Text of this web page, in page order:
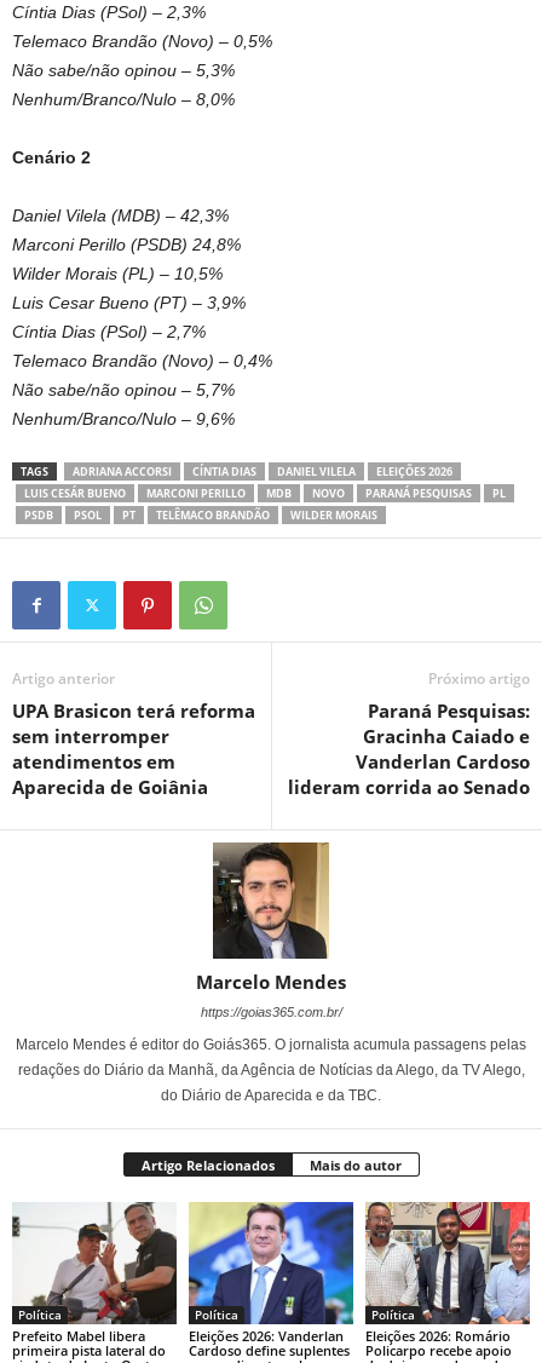
Cíntia Dias (PSol) – 2,3%
Telemaco Brandão (Novo) – 0,5%
Não sabe/não opinou – 5,3%
Nenhum/Branco/Nulo – 8,0%
Cenário 2
Daniel Vilela (MDB) – 42,3%
Marconi Perillo (PSDB) 24,8%
Wilder Morais (PL) – 10,5%
Luis Cesar Bueno (PT) – 3,9%
Cíntia Dias (PSol) – 2,7%
Telemaco Brandão (Novo) – 0,4%
Não sabe/não opinou – 5,7%
Nenhum/Branco/Nulo – 9,6%
TAGS ADRIANA ACCORSI CÍNTIA DIAS DANIEL VILELA
ELEIÇÕES 2026
LUIS CESÁR BUENO
MARCONI PERILLO MDB NOVO PARANÁ PESQUISAS
PL
PSDB
PSOL PT TELÊMACO BRANDÃO WILDER MORAIS
Artigo anterior
UPA Brasicon terá reforma
sem interromper
atendimentos em
Aparecida de Goiânia
Próximo artigo
Paraná Pesquisas:
Gracinha Caiado e
Vanderlan Cardoso
lideram corrida ao Senado
Marcelo Mendes
https://goias365.com.br/
Marcelo Mendes é editor do Goiás365. O jornalista acumula passagens pelas
redações do Diário da Manhã, da Agência de Notícias da Alego, da TV Alego,
do Diário de Aparecida e da TBC.
Artigo Relacionados Mais do autor
Política
Prefeito Mabel libera
primeira pista lateral do
Política
Eleições 2026: Vanderlan
Cardoso define suplentes
Política
Eleições 2026: Romário
Policarpo recebe apoio